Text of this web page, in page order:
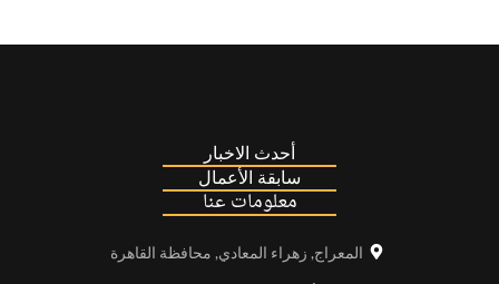
أحدث الاخبار
سابقة الأعمال
معلومات عنا
المعراج, زهراء المعادي, محافظة القاهرة